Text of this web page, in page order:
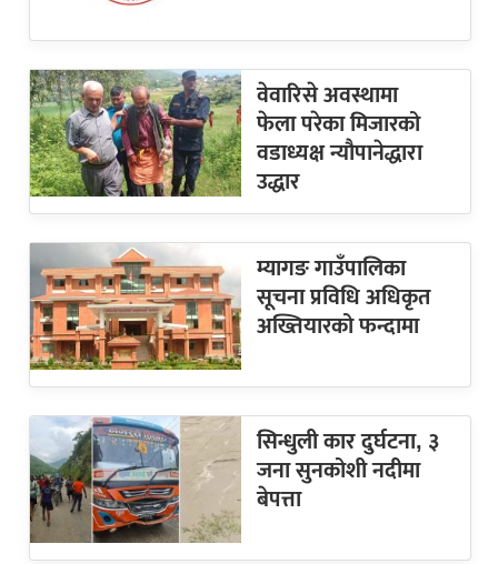
वेवारिसे अवस्थामा
फेला परेका मिजारको
वडाध्यक्ष न्यौपानेद्धारा
उद्धार
म्यागङ गाउँपालिका
सूचना प्रविधि अधिकृत
अख्तियारको फन्दामा
सिन्धुली कार दुर्घटना, ३
जना सुनकोशी नदीमा
बेपत्ता